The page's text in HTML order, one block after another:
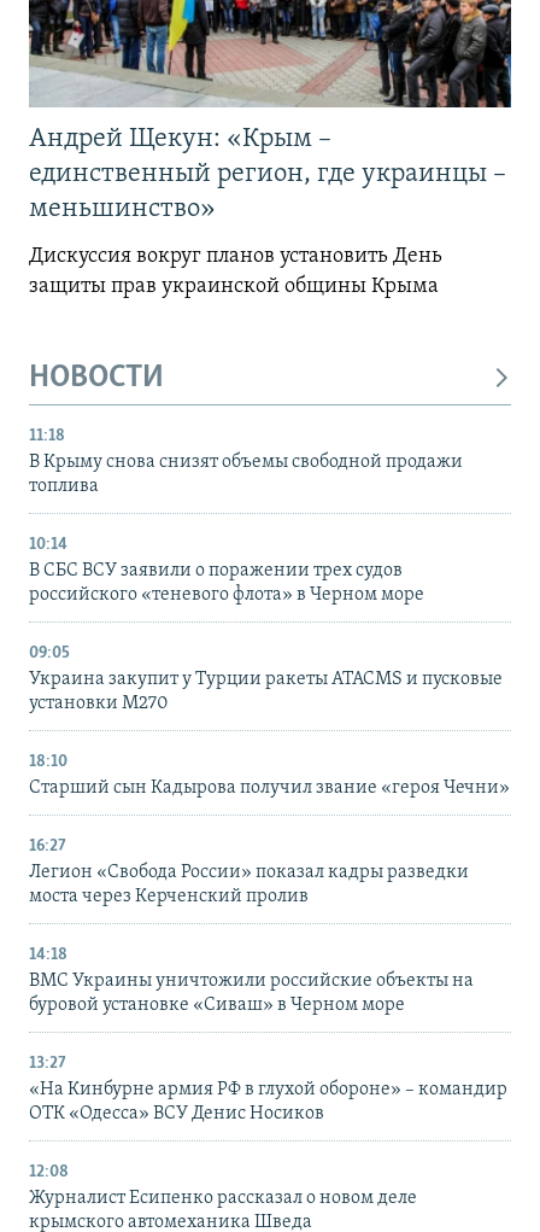
Андрей Щекун: «Крым –
единственный регион, где украинцы –
меньшинство»
Дискуссия вокруг планов установить День
защиты прав украинской общины Крыма
НОВОСТИ
11:18
В Крыму снова снизят объемы свободной продажи
топлива
10:14
В СБС ВСУ заявили о поражении трех судов
российского «теневого флота» в Черном море
09:05
Украина закупит у Турции ракеты ATACMS и пусковые
установки M270
18:10
Старший сын Кадырова получил звание «героя Чечни»
16:27
Легион «Свобода России» показал кадры разведки
моста через Керченский пролив
14:18
ВМС Украины уничтожили российские объекты на
буровой установке «Сиваш» в Черном море
13:27
«На Кинбурне армия РФ в глухой обороне» – командир
ОТК «Одесса» ВСУ Денис Носиков
12:08
Журналист Есипенко рассказал о новом деле
крымского автомеханика Шведа